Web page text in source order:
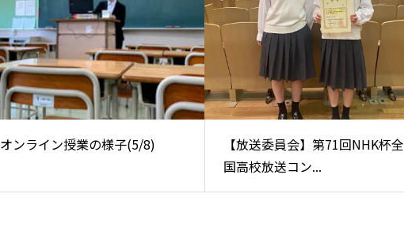
オンライン授業の様子(5/8)
【放送委員会】第71回NHK杯全
国高校放送コン...